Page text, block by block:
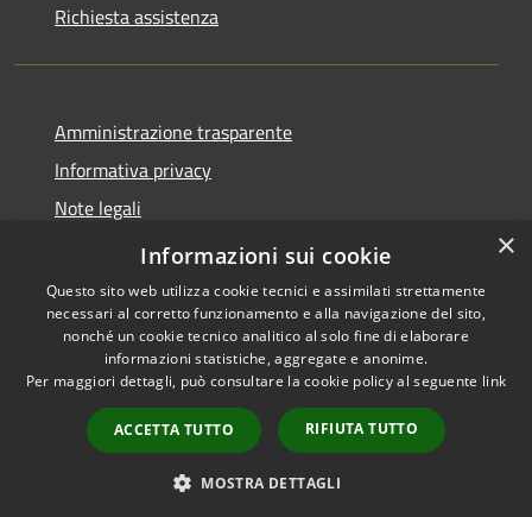
Richiesta assistenza
Amministrazione trasparente
Informativa privacy
Note legali
Dichiarazione di accessibilità
Accessibilità
Copyright © 2026 • Comune di
Cervia • Powered by
Municipium•
Accesso
redazione
×
Informazioni sui cookie
Questo sito web utilizza cookie tecnici e assimilati strettamente
necessari al corretto funzionamento e alla navigazione del sito,
nonché un cookie tecnico analitico al solo fine di elaborare
informazioni statistiche, aggregate e anonime.
Per maggiori dettagli, può consultare la cookie policy al seguente link
ACCETTA TUTTO RIFIUTA TUTTO
MOSTRA DETTAGLI